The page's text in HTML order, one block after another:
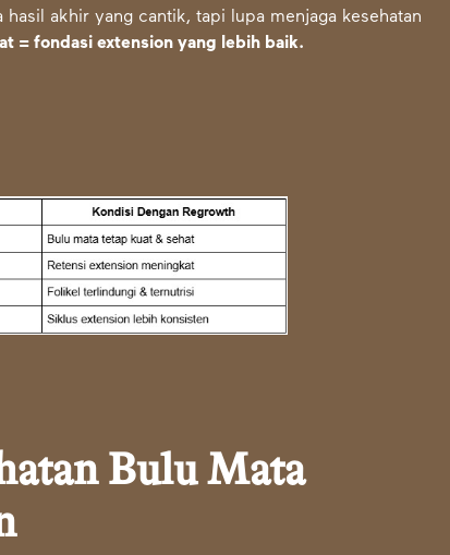
akhir yang cantik, tapi lupa menjaga kesehatan
= fondasi extension yang lebih baik.
Bulu Mata